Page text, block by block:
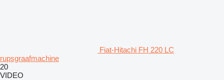
Fiat-Hitachi FH 220 LC
rupsgraafmachine
20
VIDEO